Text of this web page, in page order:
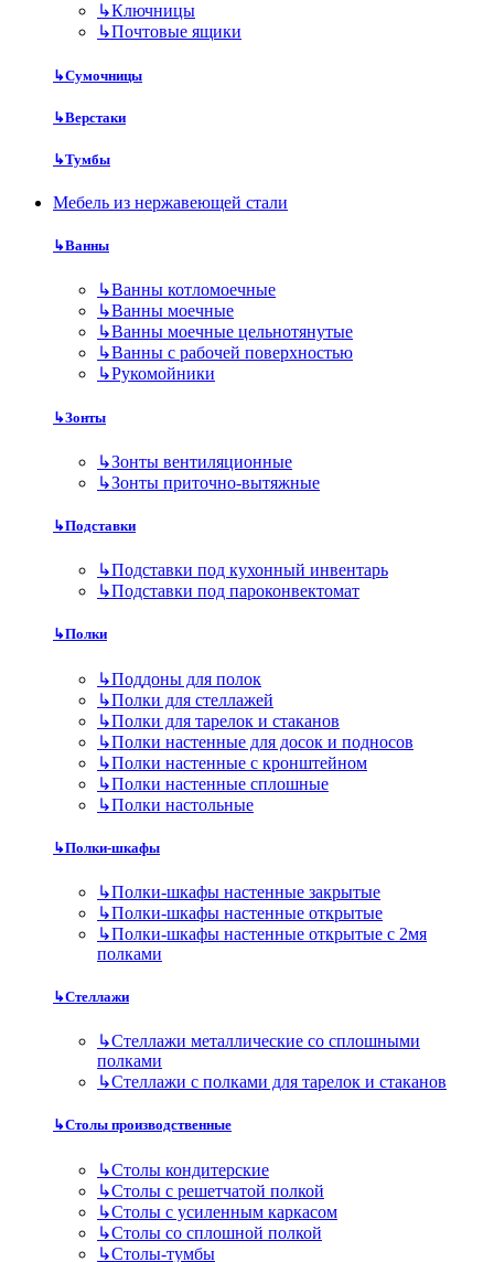
↳Ключницы
↳Почтовые ящики
↳Сумочницы
↳Верстаки
↳Тумбы
Мебель из нержавеющей стали
↳Ванны
↳Ванны котломоечные
↳Ванны моечные
↳Ванны моечные цельнотянутые
↳Ванны с рабочей поверхностью
↳Рукомойники
↳Зонты
↳Зонты вентиляционные
↳Зонты приточно-вытяжные
↳Подставки
↳Подставки под кухонный инвентарь
↳Подставки под пароконвектомат
↳Полки
↳Поддоны для полок
↳Полки для стеллажей
↳Полки для тарелок и стаканов
↳Полки настенные для досок и подносов
↳Полки настенные с кронштейном
↳Полки настенные сплошные
↳Полки настольные
↳Полки-шкафы
↳Полки-шкафы настенные закрытые
↳Полки-шкафы настенные открытые
↳Полки-шкафы настенные открытые с 2мя
полками
↳Стеллажи
↳Стеллажи металлические со сплошными
полками
↳Стеллажи с полками для тарелок и стаканов
↳Столы производственные
↳Столы кондитерские
↳Столы с решетчатой полкой
↳Столы с усиленным каркасом
↳Столы со сплошной полкой
↳Столы-тумбы